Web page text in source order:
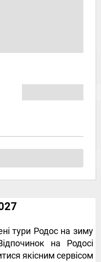
тури Родос на зиму
на Родосі
якісним сервісом